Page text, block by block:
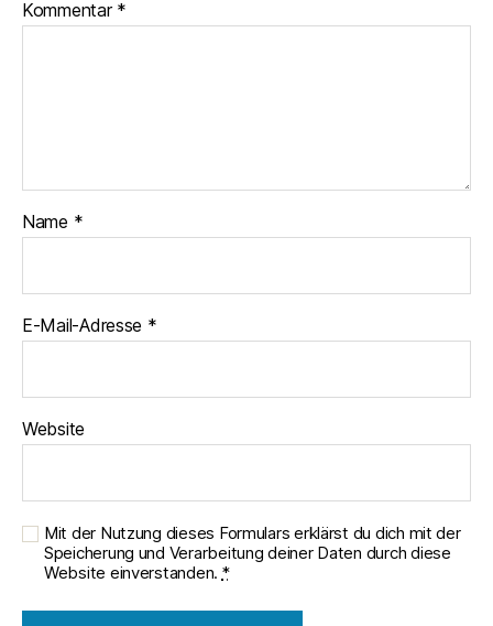
Kommentar *
Name *
E-Mail-Adresse *
Website
Mit der Nutzung dieses Formulars erklärst du dich mit der
Speicherung und Verarbeitung deiner Daten durch diese
Website einverstanden. *